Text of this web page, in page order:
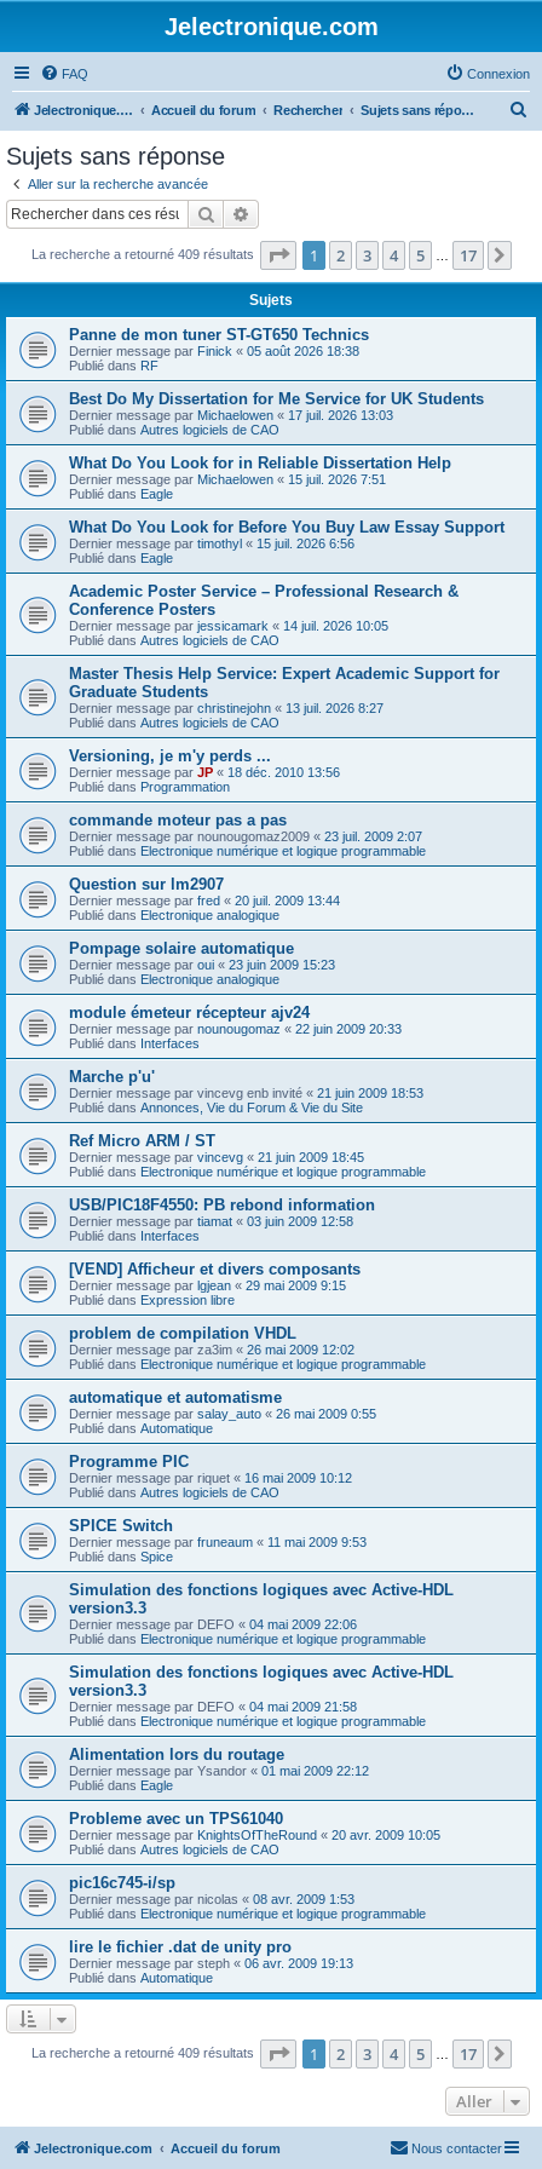
Jelectronique.com
FAQ Connexion
Jelectronique.com Accueil du forum Rechercher Sujets sans réponse
c
Sujets sans réponse
Aller sur la recherche avancée
Rechercher
La recherche a retourné 409 résultats Page 1sur17
1 2 3 4 5 17
Sujets
Panne de mon tuner ST-GT650 Technics
Dernier message par Finick « 05 août 2026 18:38
Publié dans RF
Best Do My Dissertation for Me Service for UK Students
Dernier message par Michaelowen « 17 juil. 2026 13:03
Publié dans Autres logiciels de CAO
What Do You Look for in Reliable Dissertation Help
Dernier message par Michaelowen « 15 juil. 2026 7:51
Publié dans Eagle
What Do You Look for Before You Buy Law Essay Support
Dernier message par timothyl « 15 juil. 2026 6:56
Publié dans Eagle
Academic Poster Service – Professional Research &
Conference Posters
Dernier message par jessicamark « 14 juil. 2026 10:05
Publié dans Autres logiciels de CAO
Master Thesis Help Service: Expert Academic Support for
Graduate Students
Dernier message par christinejohn « 13 juil. 2026 8:27
Publié dans Autres logiciels de CAO
Versioning, je m'y perds ...
Dernier message par JP « 18 déc. 2010 13:56
Publié dans Programmation
commande moteur pas a pas
Dernier message par nounougomaz2009 « 23 juil. 2009 2:07
Publié dans Electronique numérique et logique programmable
Question sur lm2907
Dernier message par fred « 20 juil. 2009 13:44
Publié dans Electronique analogique
Pompage solaire automatique
Dernier message par oui « 23 juin 2009 15:23
Publié dans Electronique analogique
module émeteur récepteur ajv24
Dernier message par nounougomaz « 22 juin 2009 20:33
Publié dans Interfaces
Marche p'u'
Dernier message par vincevg enb invité « 21 juin 2009 18:53
Publié dans Annonces, Vie du Forum & Vie du Site
Ref Micro ARM / ST
Dernier message par vincevg « 21 juin 2009 18:45
Publié dans Electronique numérique et logique programmable
USB/PIC18F4550: PB rebond information
Dernier message par tiamat « 03 juin 2009 12:58
Publié dans Interfaces
[VEND] Afficheur et divers composants
Dernier message par lgjean « 29 mai 2009 9:15
Publié dans Expression libre
problem de compilation VHDL
Dernier message par za3im « 26 mai 2009 12:02
Publié dans Electronique numérique et logique programmable
automatique et automatisme
Dernier message par salay_auto « 26 mai 2009 0:55
Publié dans Automatique
Programme PIC
Dernier message par riquet « 16 mai 2009 10:12
Publié dans Autres logiciels de CAO
SPICE Switch
Dernier message par fruneaum « 11 mai 2009 9:53
Publié dans Spice
Simulation des fonctions logiques avec Active-HDL
version3.3
Dernier message par DEFO « 04 mai 2009 22:06
Publié dans Electronique numérique et logique programmable
Simulation des fonctions logiques avec Active-HDL
version3.3
Dernier message par DEFO « 04 mai 2009 21:58
Publié dans Electronique numérique et logique programmable
Alimentation lors du routage
Dernier message par Ysandor « 01 mai 2009 22:12
Publié dans Eagle
Probleme avec un TPS61040
Dernier message par KnightsOfTheRound « 20 avr. 2009 10:05
Publié dans Autres logiciels de CAO
pic16c745-i/sp
Dernier message par nicolas « 08 avr. 2009 1:53
Publié dans Electronique numérique et logique programmable
lire le fichier .dat de unity pro
Dernier message par steph « 06 avr. 2009 19:13
Publié dans Automatique
La recherche a retourné 409 résultats Page 1sur17
1 2 3 4 5 17
Aller
Jelectronique.com Accueil du forum Nous contacter